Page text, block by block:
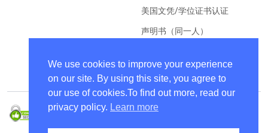
美国文凭/学位证书认证
声明书（同一人）
We use cookies to improve your experience
on our site. By using this site, you agree to
our use of cookies.To find out more, read our
privacy policy. Learn more